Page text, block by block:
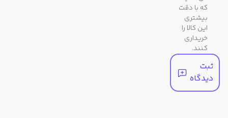
رنگ
نقره ای
مشخصات عملکردی
کرنومتر1/100 ثانیه ای
که با دقت
بیشتری
این کالا را
خریداری
کنند.
ثبت
دیدگاه